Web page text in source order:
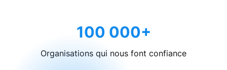
100 000+
Organisations qui nous font confiance